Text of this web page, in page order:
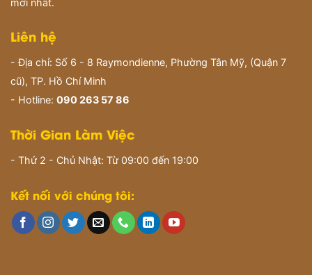
Liên hệ
- Địa chỉ: Số 6 - 8 Raymondienne, Phường Tân Mỹ, (Quận 7
cũ), TP. Hồ Chí Minh
- Hotline: 090 263 57 86
Thời Gian Làm Việc
- Thứ 2 - Chủ Nhật: Từ 09:00 đến 19:00
Kết nối với chúng tôi: